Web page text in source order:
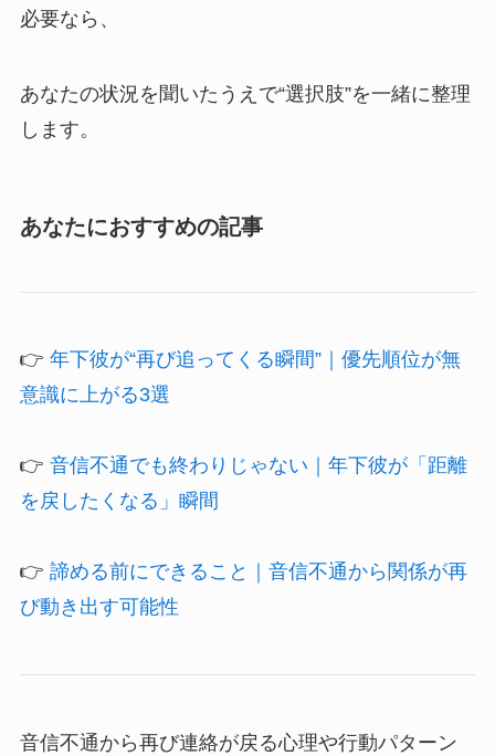
必要なら、
あなたの状況を聞いたうえで“選択肢”を一緒に整理
します。
あなたにおすすめの記事
👉 年下彼が“再び追ってくる瞬間”｜優先順位が無
意識に上がる3選
👉 音信不通でも終わりじゃない｜年下彼が「距離
を戻したくなる」瞬間
👉 諦める前にできること｜音信不通から関係が再
び動き出す可能性
音信不通から再び連絡が戻る心理や行動パターン